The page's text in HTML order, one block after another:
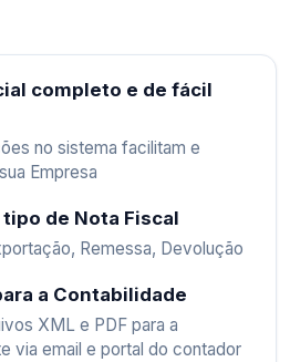
completo e de fácil
no sistema facilitam e
Empresa
de Nota Fiscal
Remessa, Devolução
a Contabilidade
XML e PDF para a
via email e portal do contador